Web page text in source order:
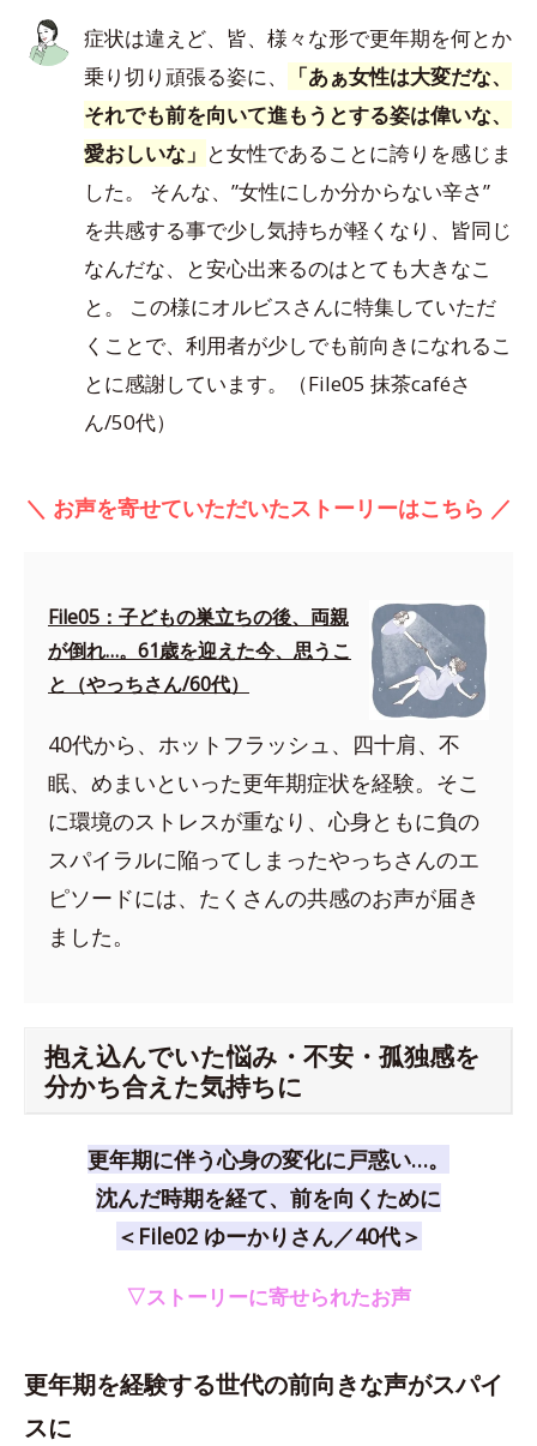
症状は違えど、皆、様々な形で更年期を何とか
乗り切り頑張る姿に、
「あぁ女性は大変だな、
それでも前を向いて進もうとする姿は偉いな、
愛おしいな」 と女性であることに誇りを感じま
した。 そんな、”女性にしか分からない辛さ”
を共感する事で少し気持ちが軽くなり、皆同じ
なんだな、と安心出来るのはとても大きなこ
と。 この様にオルビスさんに特集していただ
くことで、利用者が少しでも前向きになれるこ
とに感謝しています。（File05 抹茶caféさ
ん/50代）
＼ お声を寄せていただいたストーリーはこちら ／
File05：子どもの巣立ちの後、両親
が倒れ…。61歳を迎えた今、思うこ
と（やっちさん/60代）
40代から、ホットフラッシュ、四十肩、不
眠、めまいといった更年期症状を経験。そこ
に環境のストレスが重なり、心身ともに負の
スパイラルに陥ってしまったやっちさんのエ
ピソードには、たくさんの共感のお声が届き
ました。
抱え込んでいた悩み・不安・孤独感を
分かち合えた気持ちに
更年期に伴う心身の変化に戸惑い…。
沈んだ時期を経て、前を向くために
＜File02 ゆーかりさん／40代＞
▽ストーリーに寄せられたお声
更年期を経験する世代の前向きな声がスパイ
スに